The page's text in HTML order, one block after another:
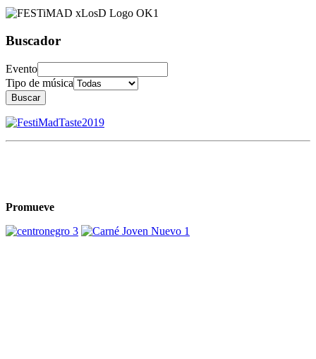
Buscador
Evento
Tipo de música
Buscar
Promueve